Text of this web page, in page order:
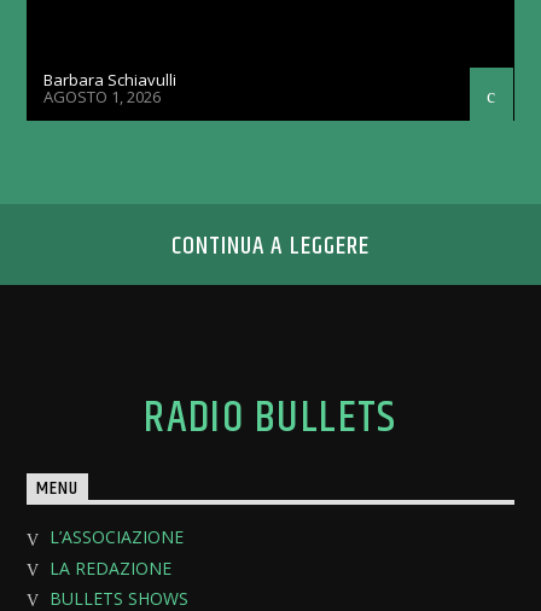
Barbara Schiavulli
AGOSTO 1, 2026
CONTINUA A LEGGERE
RADIO BULLETS
MENU
L’ASSOCIAZIONE
LA REDAZIONE
BULLETS SHOWS